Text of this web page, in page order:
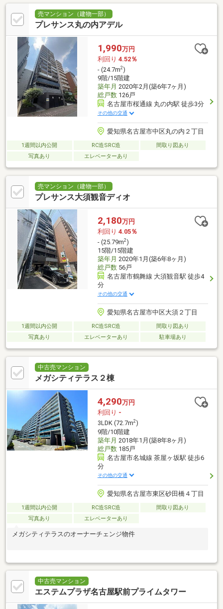
売マンション（建物一部）
プレサンス丸の内アデル
1,990万円
利回り 4.52％
- (24.7m2)
9階/15階建
築年月 2020年2月(築6年7ヶ月)
総戸数126戸
名古屋市桜通線 丸の内駅 徒歩3分
その他の交通
愛知県名古屋市中区丸の内２丁目
1週間以内公開 RC造SRC造
間取り図あり
写真あり
エレベーターあり
売マンション（建物一部）
プレサンス大須観音ディオ
2,180万円
利回り 4.05％
- (25.79m2)
15階/15階建
築年月 2020年1月(築6年8ヶ月)
総戸数56戸
名古屋市鶴舞線 大須観音駅 徒歩4
分
その他の交通
愛知県名古屋市中区大須２丁目
1週間以内公開 RC造SRC造
間取り図あり
写真あり
エレベーターあり 駐車場あり
中古売マンション
メガシティテラス２棟
4,290万円
利回り -
3LDK (72.7m2)
9階/10階建
築年月 2018年1月(築8年8ヶ月)
総戸数185戸
名古屋市名城線 茶屋ヶ坂駅 徒歩6
分
その他の交通
愛知県名古屋市東区砂田橋４丁目
1週間以内公開 RC造SRC造
間取り図あり
写真あり
エレベーターあり
メガシティテラスのオーナーチェンジ物件
中古売マンション
エステムプラザ名古屋駅前プライムタワー